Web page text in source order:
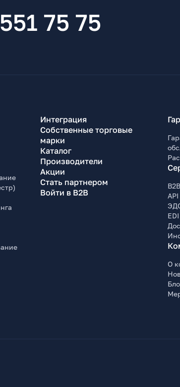
75 75
Интеграция
Собственные торговые
марки
Каталог
Производители
Акции
Стать партнером
Войти в B2B
B2B
API
EDI
О